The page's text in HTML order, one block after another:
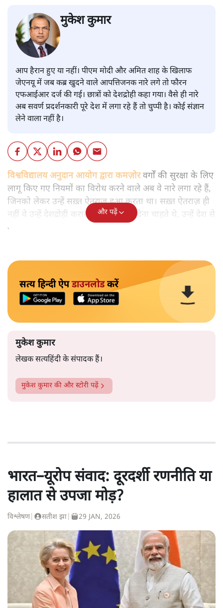
मुकेश कुमार
आप हैरान हुए या नहीं। पीएम मोदी और अमित शाह के खिलाफ
जेएनयू में जब कब्र खुदने वाले आपत्तिजनक नारे लगे तो फौरन
एफआईआर दर्ज की गई। छात्रों को देशद्रोही कहा गया। वैसे ही नारे
अब सवर्ण प्रदर्शनकारी पूरे देश में लगा रहे हैं तो चुप्पी है। कोई संज्ञान
लेने वाला नहीं है।
विश्वविद्यालय अनुदान आयोग द्वारा कमज़ोरवर्गों की सुरक्षा के लिए
लागू किए गए नियमों का विरोध करने वाले अब वे नारे लगा रहे हैं,
जिनको लेकर उन्हें सख़्त ऐतराज़ हुआ करता था। सख़्त ऐतराज़ ही
नहीं वे उन्हें देशद्रोही करार देकर जेल भेज देना चाहते थे, उन्हें देश से
बाहर चले जाने को कह रहे थे।
और पढ़ें
सत्य हिन्दी ऐपडाउनलोडकरें
मुकेश कुमार
लेखक सत्यहिंदी के संपादक हैं।
मुकेश कुमार की और स्टोरी पढ़ें
भारत–यूरोप संवाद: दूरदर्शी रणनीति या
हालात से उपजा मोड़?
विश्लेषण| सतीश झा 29 JAN, 2026